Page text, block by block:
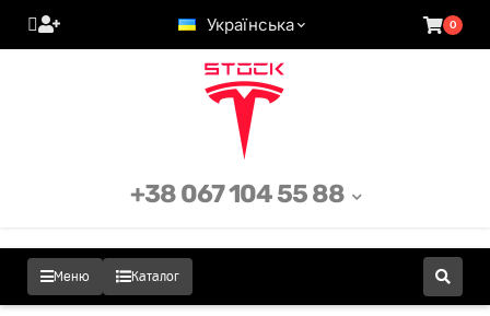
Українська 0
Меню Каталог
+38 067 104 55 88